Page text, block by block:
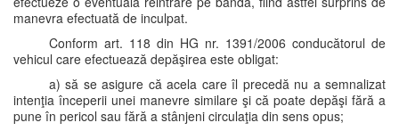
manevra efectuată de inculpat.
Conform art. 118 din HG nr. 1391/2006 conducătorul de
vehicul care efectuează depăşirea este obligat:
a) să se asigure că acela care îl precedă nu a semnalizat
intenţia începerii unei manevre similare şi că poate depăşi fără a
pune în pericol sau fără a stânjeni circulaţia din sens opus;